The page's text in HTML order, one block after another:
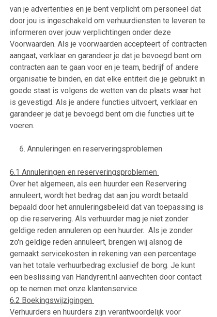
van je advertenties en je bent verplicht om personeel dat
door jou is ingeschakeld om verhuurdiensten te leveren te
informeren over jouw verplichtingen onder deze
Voorwaarden. Als je voorwaarden accepteert of contracten
aangaat, verklaar en garandeer je dat je bevoegd bent om
contracten aan te gaan voor en je team, bedrijf of andere
organisatie te binden, en dat elke entiteit die je gebruikt in
goede staat is volgens de wetten van de plaats waar het
is gevestigd. Als je andere functies uitvoert, verklaar en
garandeer je dat je bevoegd bent om die functies uit te
voeren.
6. Annuleringen en reserveringsproblemen
6.1 Annuleringen en reserveringsproblemen
Over het algemeen, als een huurder een Reservering
annuleert, wordt het bedrag dat aan jou wordt betaald
bepaald door het annuleringsbeleid dat van toepassing is
op die reservering. Als verhuurder mag je niet zonder
geldige reden annuleren op een huurder. Als je zonder
zo'n geldige reden annuleert, brengen wij alsnog de
gemaakt servicekosten in rekening van een percentage
van het totale verhuurbedrag exclusief de borg. Je kunt
een beslissing van Handyrent.nl aanvechten door contact
op te nemen met onze klantenservice.
6.2 Boekingswijzigingen
Verhuurders en huurders zijn verantwoordelijk voor